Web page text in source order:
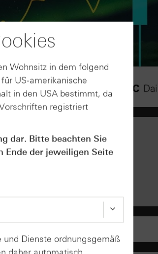
Kosten &
Webinar
Wohnsitz in dem folgend
US-amerikanische
in den USA bestimmt, da
registriert
dar. Bitte beachten Sie
Ende der jeweiligen Seite
und Dienste ordnungsgemäß